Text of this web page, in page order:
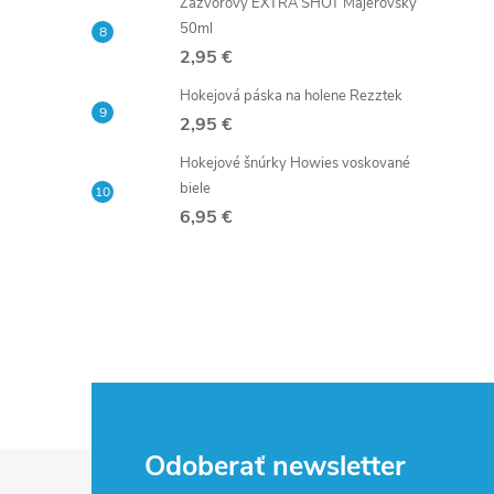
50ml
2,95 €
Hokejová páska na holene Rezztek
2,95 €
Hokejové šnúrky Howies voskované
biele
6,95 €
Odoberať newsletter